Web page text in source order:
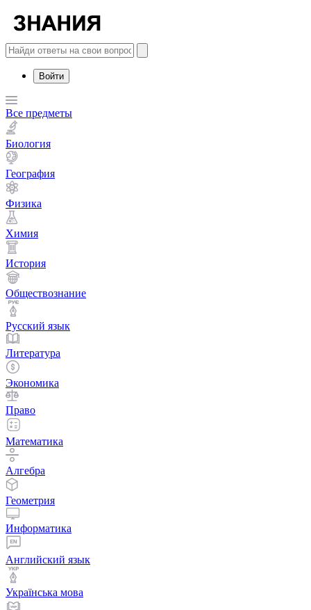
Войти
Все предметы
Биология
География
Физика
Химия
История
Обществознание
Русский язык
Литература
Экономика
Право
Математика
Алгебра
Геометрия
Информатика
Английский язык
Українська мова